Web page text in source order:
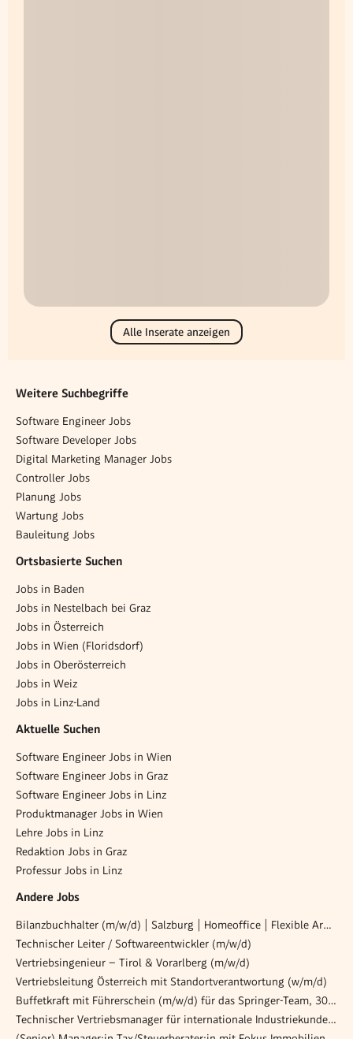
Alle Inserate anzeigen
Weitere Suchbegriffe
Software Engineer Jobs
Software Developer Jobs
Digital Marketing Manager Jobs
Controller Jobs
Planung Jobs
Wartung Jobs
Bauleitung Jobs
Ortsbasierte Suchen
Jobs in Baden
Jobs in Nestelbach bei Graz
Jobs in Österreich
Jobs in Wien (Floridsdorf)
Jobs in Oberösterreich
Jobs in Weiz
Jobs in Linz-Land
Aktuelle Suchen
Software Engineer Jobs in Wien
Software Engineer Jobs in Graz
Software Engineer Jobs in Linz
Produktmanager Jobs in Wien
Lehre Jobs in Linz
Redaktion Jobs in Graz
Professur Jobs in Linz
Andere Jobs
Bilanzbuchhalter (m/w/d) | Salzburg | Homeoffice | Flexible Arbeitszeiten
Technischer Leiter / Softwareentwickler (m/w/d)
Vertriebsingenieur – Tirol & Vorarlberg (m/w/d)
Vertriebsleitung Österreich mit Standortverantwortung (w/m/d)
Buffetkraft mit Führerschein (m/w/d) für das Springer-Team, 30 Std. / Woche
Technischer Vertriebsmanager für internationale Industriekunden (w/m/d)